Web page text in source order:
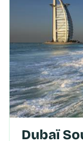
Dubaï